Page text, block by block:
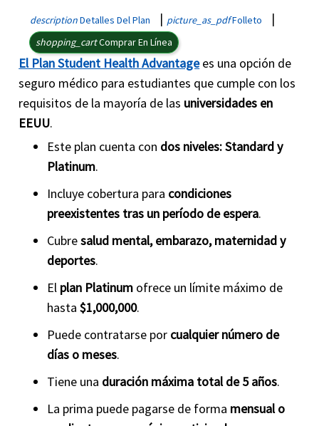
descriptionDetalles Del Plan | picture_as_pdfFolleto |
shopping_cartComprar En Línea
El Plan Student Health Advantage es una opción de
seguro médico para estudiantes que cumple con los
requisitos de la mayoría de las universidades en
EEUU.
Este plan cuenta con dos niveles: Standard y
Platinum.
Incluye cobertura para condiciones
preexistentes tras un período de espera.
Cubresalud mental, embarazo, maternidad y
deportes.
El plan Platinum ofrece un límite máximo de
hasta$1,000,000.
Puede contratarse por cualquier número de
días o meses.
Tiene una duración máxima total de 5 años.
La prima puede pagarse de forma mensual o